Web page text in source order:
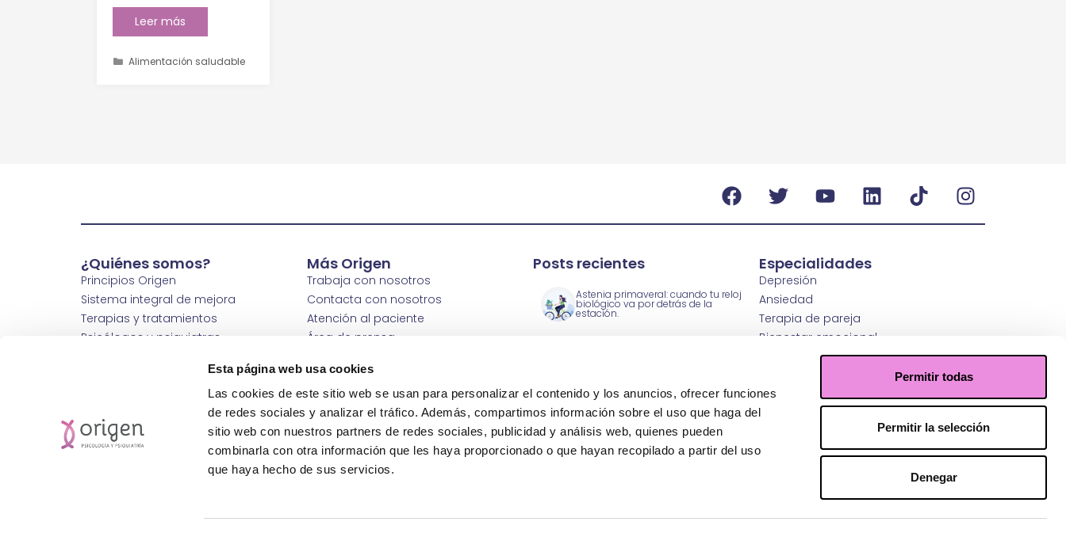
Esta página web usa cookies
Las cookies de este sitio web se usan para personalizar el contenido y los anuncios, ofrecer funciones
de redes sociales y analizar el tráfico. Además, compartimos información sobre el uso que haga del
sitio web con nuestros partners de redes sociales, publicidad y análisis web, quienes pueden
combinarla con otra información que les haya proporcionado o que hayan recopilado a partir del uso
que haya hecho de sus servicios.
Permitir todas
Permitir la selección
Denegar
Leer más
Alimentación saludable
¿Quiénes somos?
Principios Origen
Sistema integral de mejora
Terapias y tratamientos
Psicólogos y psiquiatras
Fundación Healthy Ways
Protección de Datos Personales
Más Origen
Trabaja con nosotros
Contacta con nosotros
Atención al paciente
Área de prensa
Wm Clinics
Política de calidad ISO
Posts recientes
Astenia primaveral: cuando tu reloj
biológico va por detrás de la
estación.
Día Internacional de la Felicidad
2026: qué hacer HOY si tu bienestar
emocional se resiente.
Especialidades
Depresión
Ansiedad
Terapia de pareja
Bienestar emocional
Regulación emocional
Psiquiatría